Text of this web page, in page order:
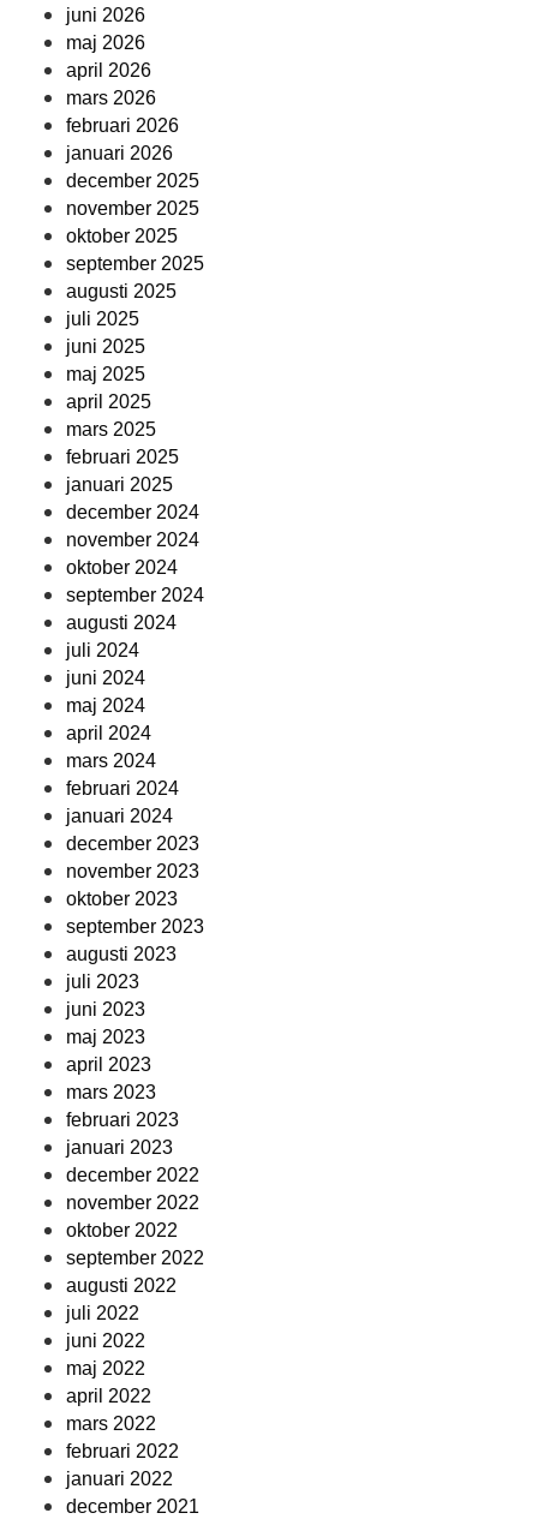
juni 2026
maj 2026
april 2026
mars 2026
februari 2026
januari 2026
december 2025
november 2025
oktober 2025
september 2025
augusti 2025
juli 2025
juni 2025
maj 2025
april 2025
mars 2025
februari 2025
januari 2025
december 2024
november 2024
oktober 2024
september 2024
augusti 2024
juli 2024
juni 2024
maj 2024
april 2024
mars 2024
februari 2024
januari 2024
december 2023
november 2023
oktober 2023
september 2023
augusti 2023
juli 2023
juni 2023
maj 2023
april 2023
mars 2023
februari 2023
januari 2023
december 2022
november 2022
oktober 2022
september 2022
augusti 2022
juli 2022
juni 2022
maj 2022
april 2022
mars 2022
februari 2022
januari 2022
december 2021